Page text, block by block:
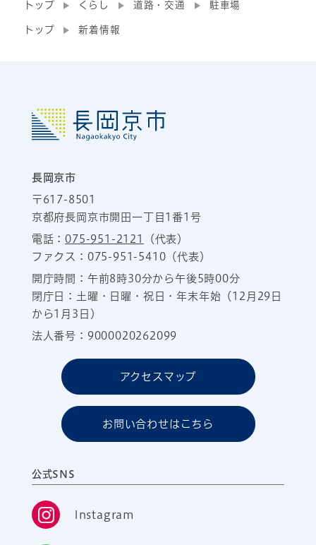
トップ くらし 道路・交通 駐車場
トップ 新着情報
長岡京市
〒617-8501
京都府長岡京市開田一丁目1番1号
電話：075-951-2121
（代表）
ファクス：075-951-5410（代表）
開庁時間：午前8時30分から午後5時00分
閉庁日：土曜・日曜・祝日・年末年始（12月29日
から1月3日）
法人番号：9000020262099
アクセスマップ
お問い合わせはこちら
公式SNS
Instagram